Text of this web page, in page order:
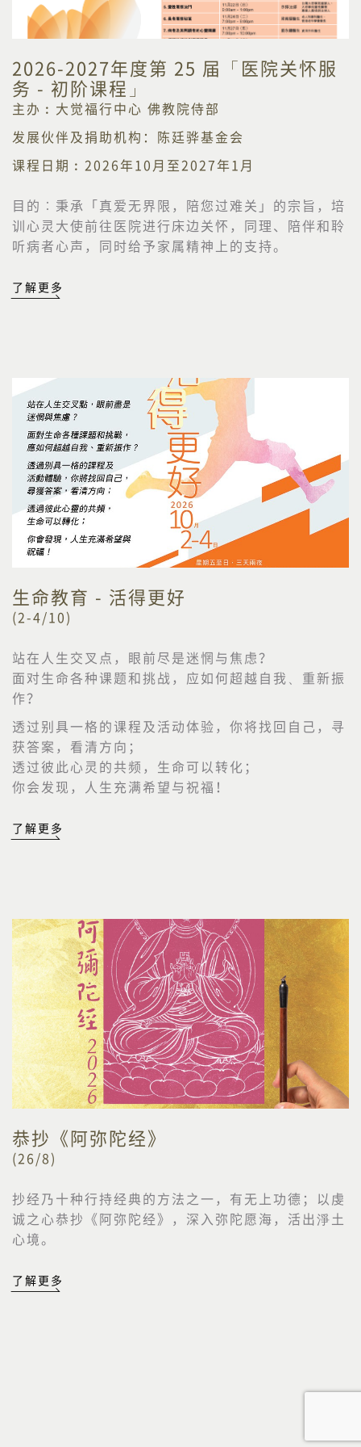
2026-2027年度第 25 届「医院关怀服
务 - 初阶课程」
主办︰大觉福行中心 佛教院侍部
发展伙伴及捐助机构：陈廷骅基金会
课程日期︰2026年10月至2027年1月
目的︰ 秉承「真爱无界限，陪您过难关」的宗旨，培
训心灵大使前往医院进行床边关怀，同理、陪伴和聆
听病者心声，同时给予家属精神上的支持。
了解更多
生命教育 - 活得更好
(2-4/10)
站在人生交叉点，眼前尽是迷惘与焦虑？
面对生命各种课题和挑战，应如何超越自我、重新振
作？
透过别具一格的课程及活动体验，你将找回自己，寻
获答案，看清方向；
透过彼此心灵的共频，生命可以转化；
你会发现，人生充满希望与祝福！
了解更多
恭抄《阿弥陀经》
(26/8)
抄经乃十种行持经典的方法之一，有无上功德；以虔
诚之心恭抄《阿弥陀经》，深入弥陀愿海，活出淨土
心境。
了解更多